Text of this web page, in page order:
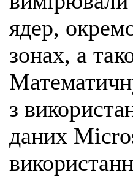
ядер,
зонах, а
з
даних